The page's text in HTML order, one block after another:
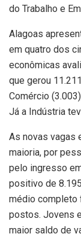
do Trabalho e
Alagoas
em quatro dos
econômicas
que gerou
Comércio
Já a Indústria
As novas vagas
maioria, por
pelo ingresso
positivo de
médio completo
postos. Jovens
maior saldo de